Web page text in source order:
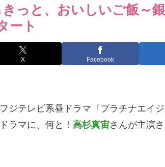
っと、おいしいご飯～
ート
X Facebook
ジテレビ系昼ドラマ『プラチナエイ
ラマに、何と！ 高杉真宙さんが主演